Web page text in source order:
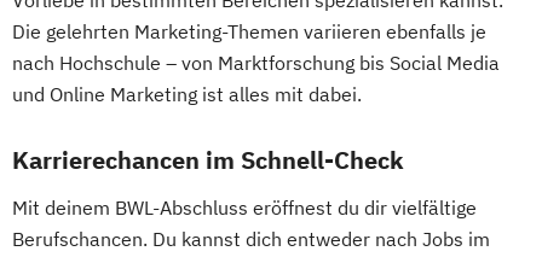
Die gelehrten Marketing-Themen variieren ebenfalls je
nach Hochschule – von Marktforschung bis Social Media
und Online Marketing ist alles mit dabei.
Karrierechancen im Schnell-Check
Mit deinem BWL-Abschluss eröffnest du dir vielfältige
Berufschancen. Du kannst dich entweder nach Jobs im